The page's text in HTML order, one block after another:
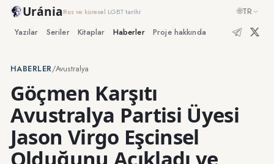
UrániaRus ve küresel LGBT tarihi 🌐TR
Yazılar Seriler Kitaplar Haberler Proje hakkında
HABERLER/Avustralya
Göçmen Karşıtı
Avustralya Partisi Üyesi
Jason Virgo Eşcinsel